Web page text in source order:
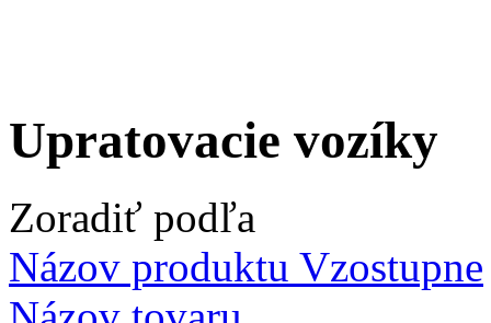
Upratovacie vozíky
Zoradiť podľa
Názov produktu Vzostupne